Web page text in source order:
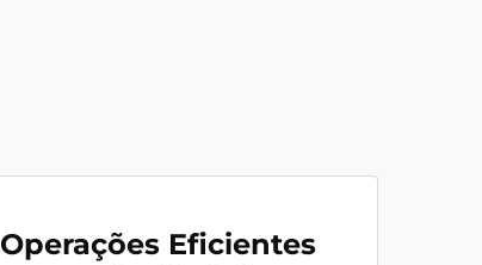
Operações Eficientes